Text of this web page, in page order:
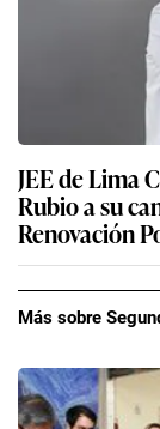
JEE de Lima
Rubio a su
Renovación
Más sobre